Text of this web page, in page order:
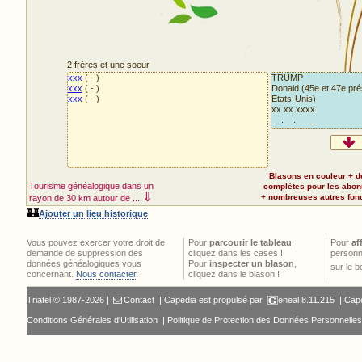
Tourisme généalogique dans un
rayon de 30 km autour de ...
⇓
TRUMP
Donald (45e et 47e
Etats-Unis)
xx.xx.xxxx
__.__.____
2 frères et une soeur
xxx ( - )
xxx ( - )
xxx ( - )
🏰Ajouter un lieu historique
Blasons en couleur +
complètes pour les
+ nombreuses autres
Vous pouvez exercer votre droit de
demande de suppression des
données généalogiques vous
concernant. Nous contacter.
Pour parcourir le tableau
cliquez dans les cases !
Pour inspecter un blason
cliquez dans le blason !
Pour
sur le
Triatel © 1987-2026 | Contact | Capedia est propulsé par eneal8.11.215 |
Conditions Générales d'Utilisation | Politique de Protection des Données Personnelles